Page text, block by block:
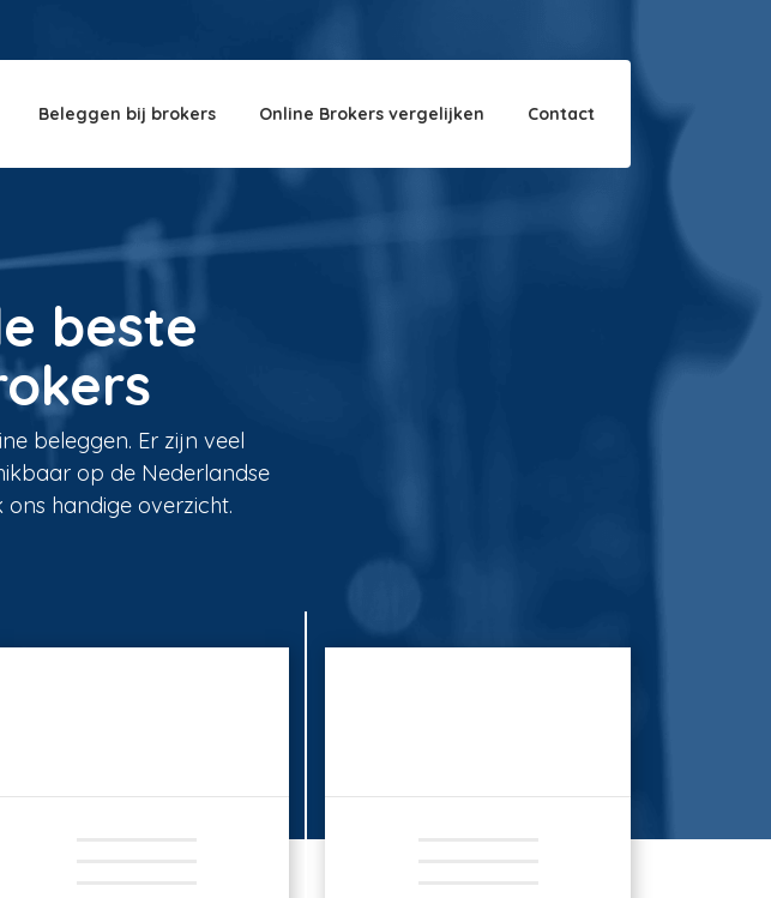
Beleggen bij brokers Online Brokers vergelijken Contact
beste
beleggen. Er zijn veel
op de Nederlandse
handige overzicht.